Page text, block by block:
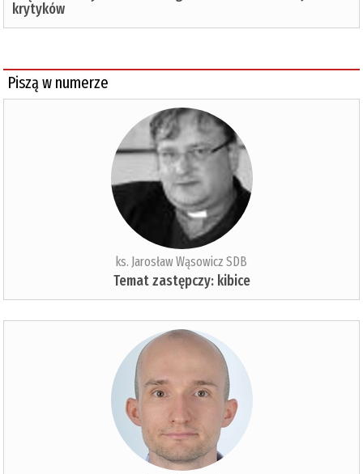
krytyków
Piszą w numerze
ks. Jarosław Wąsowicz SDB
Temat zastępczy: kibice